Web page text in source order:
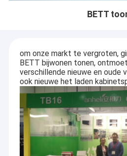
BETT
om onze markt te vergroten,
BETT bijwonen tonen,
verschillende nieuwe en oude
ook nieuwe het laden